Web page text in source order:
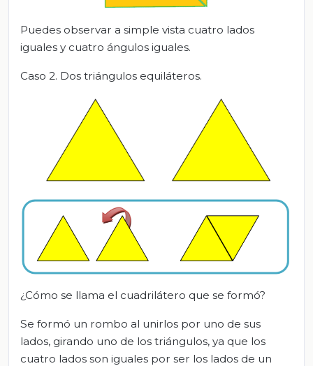
Puedes observar a simple vista cuatro lados
iguales y cuatro ángulos iguales.
Caso 2. Dos triángulos equiláteros.
¿Cómo se llama el cuadrilátero que se formó?
Se formó un rombo al unirlos por uno de sus
lados, girando uno de los triángulos, ya que los
cuatro lados son iguales por ser los lados de un